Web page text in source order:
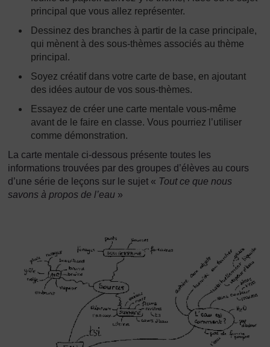
principal que vous allez représenter.
Dessinez des branches à partir de la case principale,
qui mènent à des sous-thèmes associés au thème
principal.
Soyez créatif dans votre carte de base, en ajoutant
des idées autour de vos sous-thèmes.
Essayez de créer une carte mentale vous-même
avant de le faire en classe. Vous pourriez l’utiliser
comme démonstration.
La carte mentale ci-dessous présente toutes les
informations trouvées par des groupes d’élèves au cours
d’une série de leçons sur le sujet « Tout ce que nous
savons à propos de l’eau »